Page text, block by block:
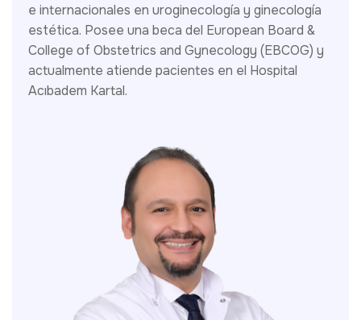
e internacionales en uroginecología y ginecología
estética. Posee una beca del European Board &
College of Obstetrics and Gynecology (EBCOG) y
actualmente atiende pacientes en el Hospital
Acıbadem Kartal.